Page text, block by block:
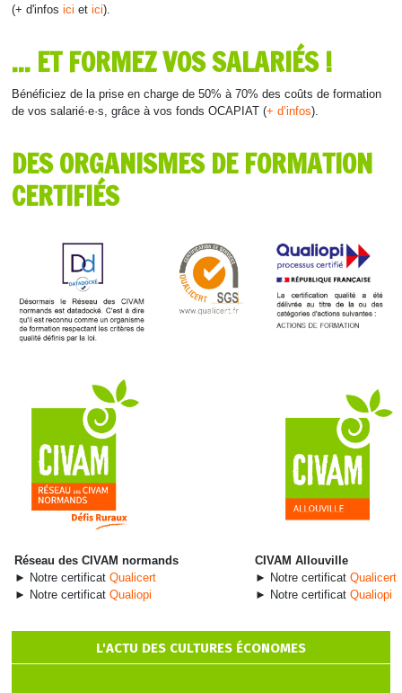
(+ d'infos ici et ici).
... ET FORMEZ VOS SALARIÉS !
Bénéficiez de la prise en charge de 50% à 70% des coûts de formation
de vos salarié·e·s, grâce à vos fonds OCAPIAT (+ d’infos‍‍).
DES ORGANISMES DE FORMATION
CERTIFIÉS
Réseau des CIVAM normands
► Notre certificat Qualicert
► Notre certificat Qualiopi
CIVAM Allouville
► Notre certificat Qualicert
► Notre certificat Qualiopi
L'ACTU DES CULTURES ÉCONOMES